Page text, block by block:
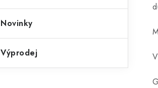
Novinky
Výprodej